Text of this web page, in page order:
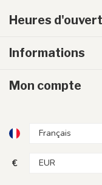
Heures
Informations
Mon compte
€